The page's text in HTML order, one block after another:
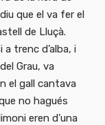
que el va fer el
de Lluçà.
a trenc d’alba, i
Grau, va
el gall cantava
no hagués
eren d’una